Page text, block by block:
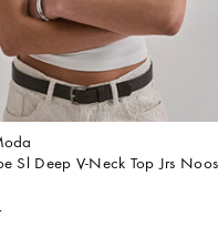
Sl Deep V-Neck Top Jrs